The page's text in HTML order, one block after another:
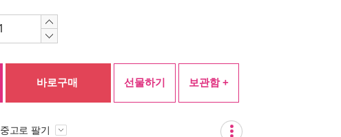
바로구매 선물하기 보관함 +
중고로 팔기